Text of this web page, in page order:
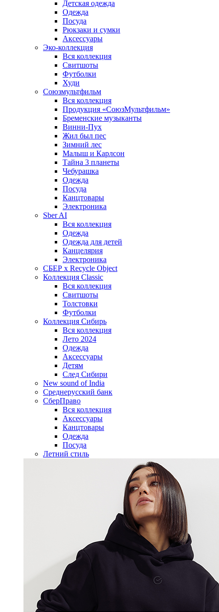
Детская одежда
Одежда
Посуда
Рюкзаки и сумки
Аксессуары
Эко-коллекция
Вся коллекция
Свитшоты
Футболки
Худи
Союзмультфильм
Вся коллекция
Продукция «СоюзМультфильм»
Бременские музыканты
Винни-Пух
Жил был пес
Зимний лес
Малыш и Карлсон
Тайна 3 планеты
Чебурашка
Одежда
Посуда
Канцтовары
Электроника
Sber AI
Вся коллекция
Одежда
Одежда для детей
Канцелярия
Электроника
СБЕР x Recycle Object
Коллекция Classic
Вся коллекция
Свитшоты
Толстовки
Футболки
Коллекция Сибирь
Вся коллекция
Лето 2024
Одежда
Аксессуары
Детям
След Сибири
New sound of India
Среднерусский банк
СберПраво
Вся коллекция
Аксессуары
Канцтовары
Одежда
Посуда
Летний стиль